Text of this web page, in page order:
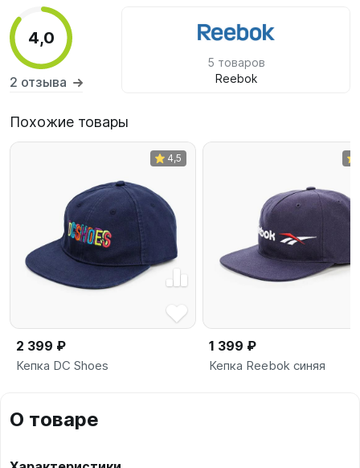
4,0
2 отзыва
5 товаров
Reebok
Похожие товары
4,5
2 399 ₽
Кепка DC Shoes
1 399 ₽
Кепка Reebok синяя
О товаре